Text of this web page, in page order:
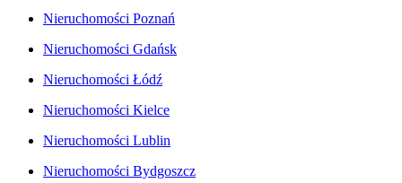
Nieruchomości Poznań
Nieruchomości Gdańsk
Nieruchomości Łódź
Nieruchomości Kielce
Nieruchomości Lublin
Nieruchomości Bydgoszcz